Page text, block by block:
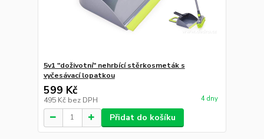
5v1 "doživotní" nehrbící stěrkosmeták s
vyčesávací lopatkou
599 Kč
495 Kč bez DPH 4 dny
Přidat do košíku